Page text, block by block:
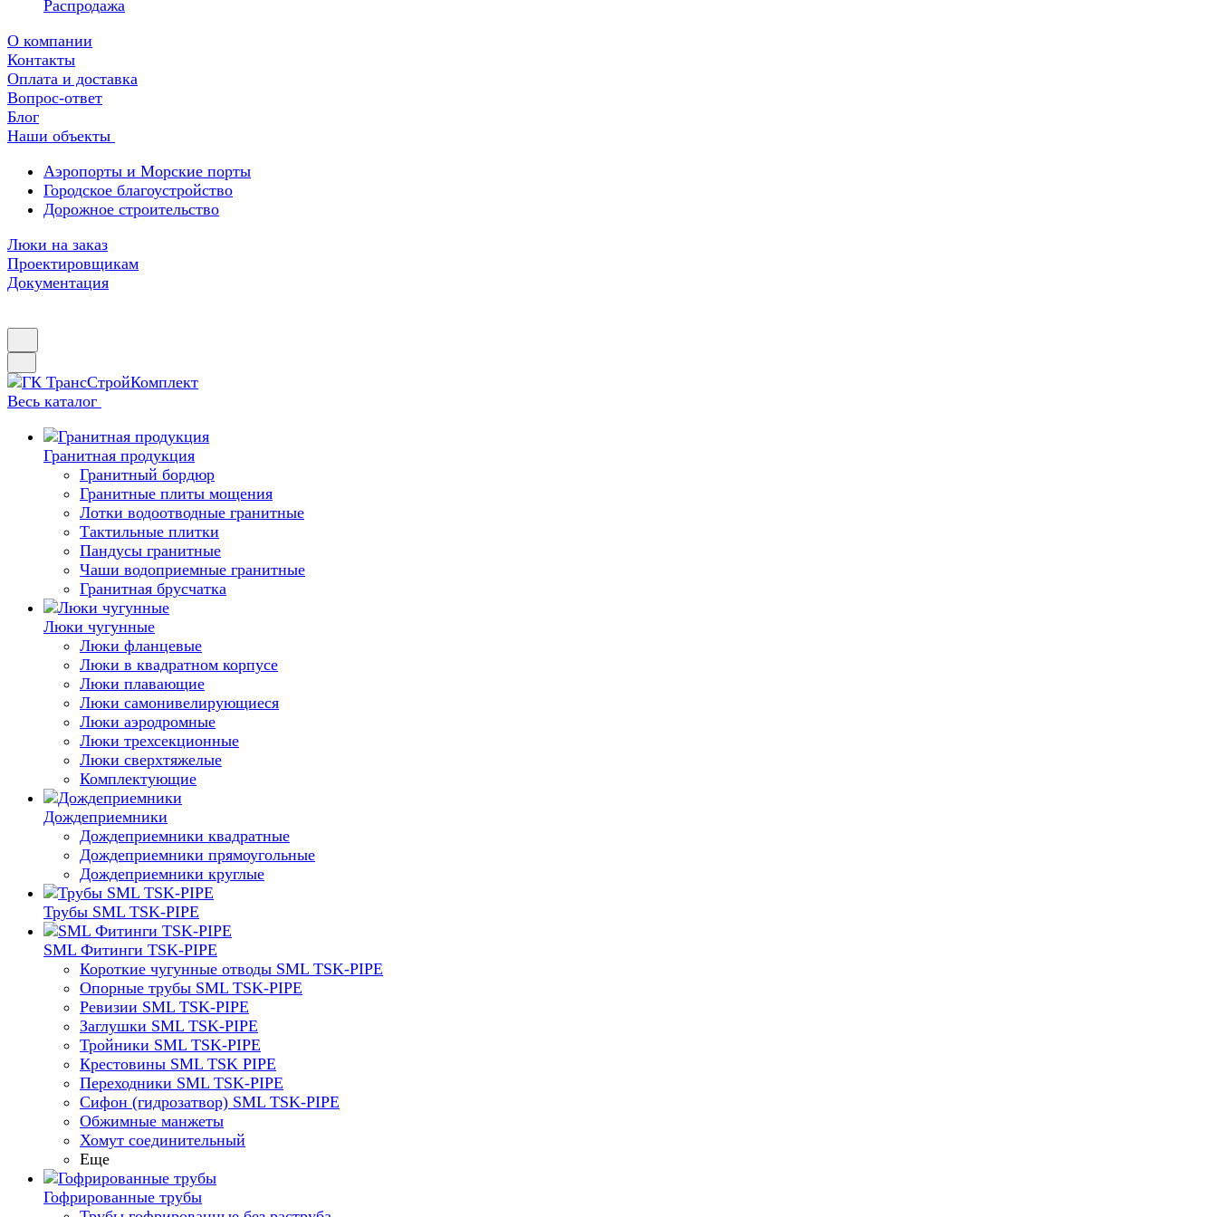
Распродажа
О компании
Контакты
Оплата и доставка
Вопрос-ответ
Блог
Наши объекты
Аэропорты и Морские порты
Городское благоустройство
Дорожное строительство
Люки на заказ
Проектировщикам
Документация
Весь каталог
Гранитная продукция
Гранитный бордюр
Гранитные плиты мощения
Лотки водоотводные гранитные
Тактильные плитки
Пандусы гранитные
Чаши водоприемные гранитные
Гранитная брусчатка
Люки чугунные
Люки фланцевые
Люки в квадратном корпусе
Люки плавающие
Люки самонивелирующиеся
Люки аэродромные
Люки трехсекционные
Люки сверхтяжелые
Комплектующие
Дождеприемники
Дождеприемники квадратные
Дождеприемники прямоугольные
Дождеприемники круглые
Трубы SML TSK-PIPE
SML Фитинги TSK-PIPE
Короткие чугунные отводы SML TSK-PIPE
Опорные трубы SML TSK-PIPE
Ревизии SML TSK-PIPE
Заглушки SML TSK-PIPE
Тройники SML TSK-PIPE
Крестовины SML TSK PIPE
Переходники SML TSK-PIPE
Сифон (гидрозатвор) SML TSK-PIPE
Обжимные манжеты
Хомут соединительный
Еще
Гофрированные трубы